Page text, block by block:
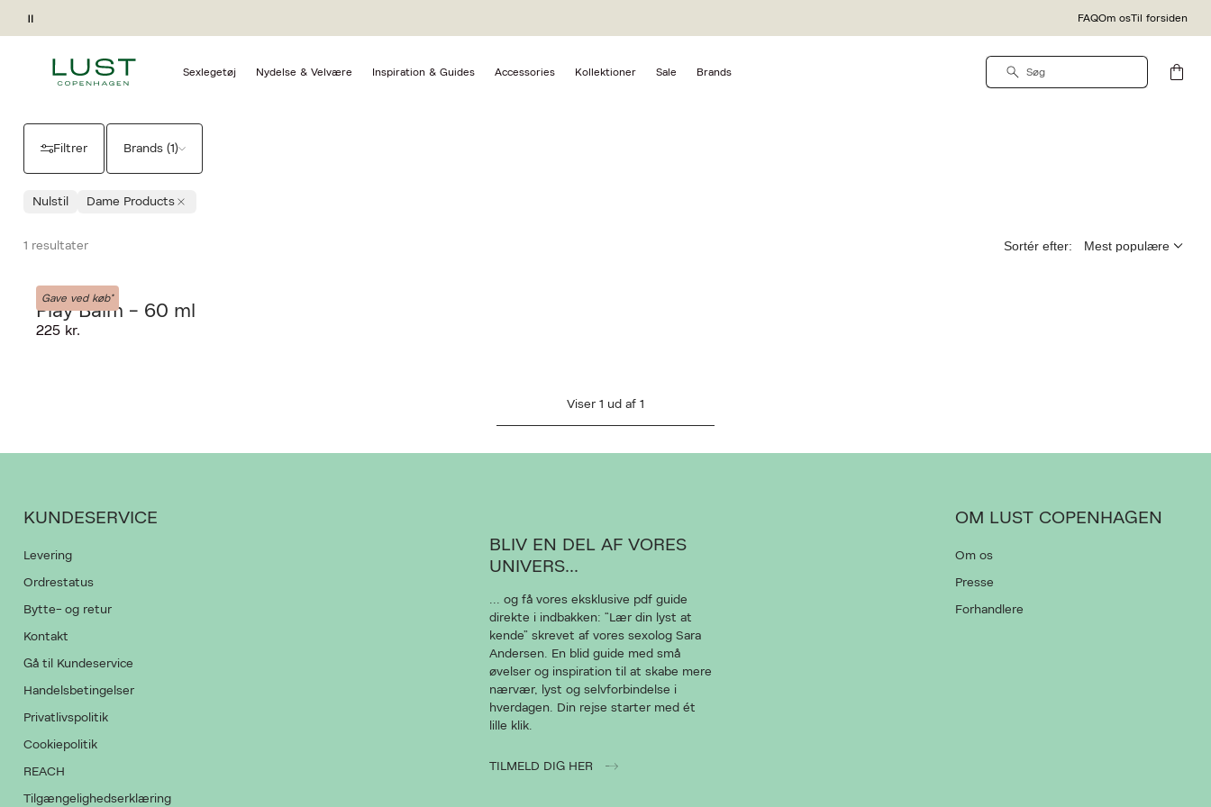
Pause FAQOm osTil forsiden
Sexlegetøj Nydelse & Velvære Inspiration & Guides Accessories Kollektioner Sale Brands
Filtrer Brands (1)
Nulstil Dame Products
1 resultater Sortér efter:
Gave ved køb*
Dame Products
Play Balm - 60 ml
225 kr.
Viser 1 ud af 1
KUNDESERVICE
Levering
Ordrestatus
Bytte- og retur
Kontakt
Gå til Kundeservice
Handelsbetingelser
Privatlivspolitik
Cookiepolitik
REACH
Tilgængelighedserklæring
BLIV EN DEL AF VORES
UNIVERS...
... og få vores eksklusive pdf guide
direkte i indbakken: “Lær din lyst at
kende” skrevet af vores sexolog Sara
Andersen. En blid guide med små
øvelser og inspiration til at skabe mere
nærvær, lyst og selvforbindelse i
hverdagen. Din rejse starter med ét
lille klik.
TILMELD DIG HER
OM LUST COPENHAGEN
Om os
Presse
Forhandlere
Ret cookies